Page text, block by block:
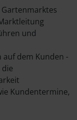
und
auf dem Kunden -
Kundentermine,